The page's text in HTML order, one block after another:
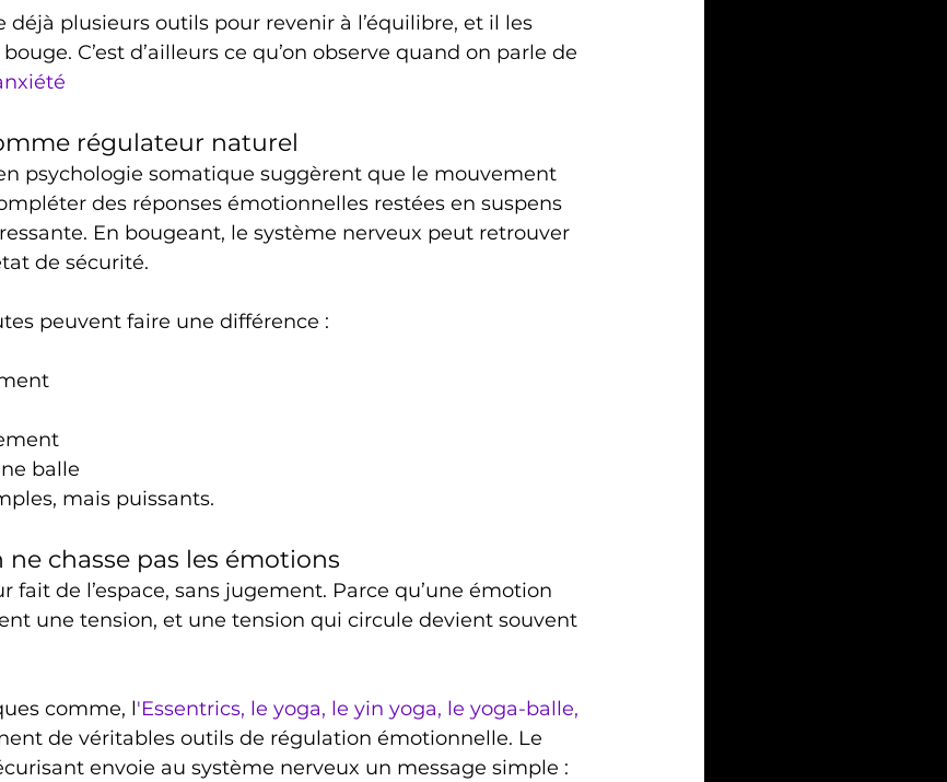
C’est d’ailleurs ce qu’on observe quand on parle de
régulateur naturel
psychologie somatique suggèrent que le mouvement
des réponses émotionnelles restées en suspens
En bougeant, le système nerveux peut retrouver
de sécurité.
peuvent faire une différence :
balle
mais puissants.
ne chasse pas les émotions
fait de l’espace, sans jugement. Parce qu’une émotion
une tension, et une tension qui circule devient souvent
comme, l'Essentrics, le yoga, le yin yoga, le yoga-balle,
de véritables outils de régulation émotionnelle. Le
envoie au système nerveux un message simple :